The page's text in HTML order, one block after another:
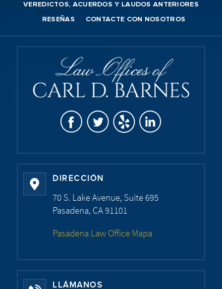
VEREDICTOS, ACUERDOS Y LAUDOS ANTERIORES
RESEÑAS CONTACTE CON NOSOTROS
DIRECCIÓN
70 S. Lake Avenue, Suite 695
Pasadena, CA 91101
Pasadena Law Office Mapa
LLÁMANOS